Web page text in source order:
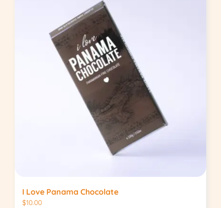
I Love Panama Chocolate
$10.00